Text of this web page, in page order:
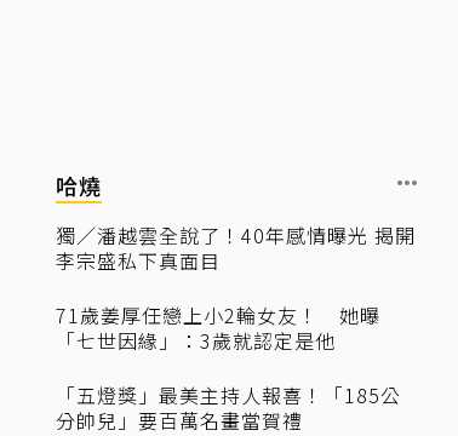
哈燒
獨／潘越雲全說了！40年感情曝光 揭開
李宗盛私下真面目
71歲姜厚任戀上小2輪女友！ 她曝
「七世因緣」：3歲就認定是他
「五燈獎」最美主持人報喜！「185公
分帥兒」要百萬名畫當賀禮